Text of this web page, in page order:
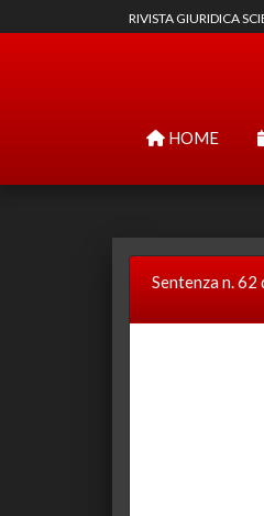
RIVISTA GIURIDICA
HOME
Sentenza n. 62